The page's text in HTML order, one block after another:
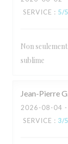
SERVICE : 5/5
Non
sublime
Jean-PierreG
2026-08-04
SERVICE : 3/5